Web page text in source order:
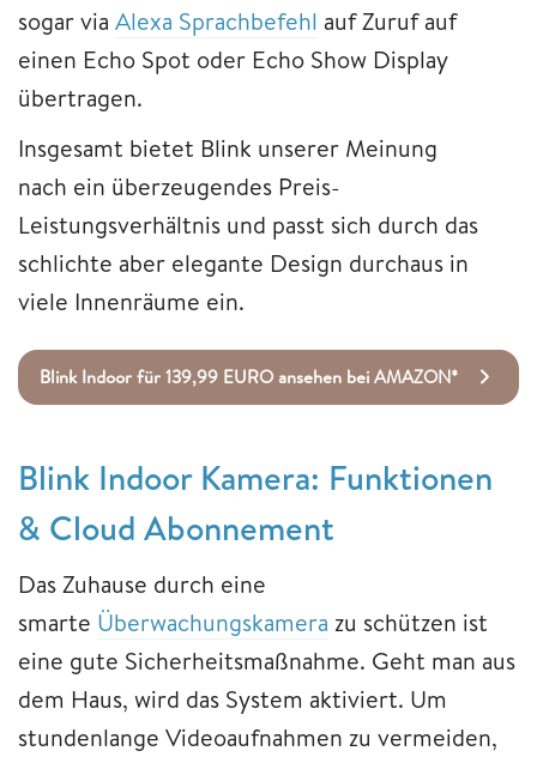
sogar via Alexa Sprachbefehl auf Zuruf auf
einen Echo Spot oder Echo Show Display
übertragen.
Insgesamt bietet Blink unserer Meinung
nach ein überzeugendes Preis-
Leistungsverhältnis und passt sich durch das
schlichte aber elegante Design durchaus in
viele Innenräume ein.
Blink Indoor für 139,99 EURO ansehen bei AMAZON*
Blink Indoor Kamera: Funktionen
& Cloud Abonnement
Das Zuhause durch eine
smarte Überwachungskamera zu schützen ist
eine gute Sicherheitsmaßnahme. Geht man aus
dem Haus, wird das System aktiviert. Um
stundenlange Videoaufnahmen zu vermeiden,